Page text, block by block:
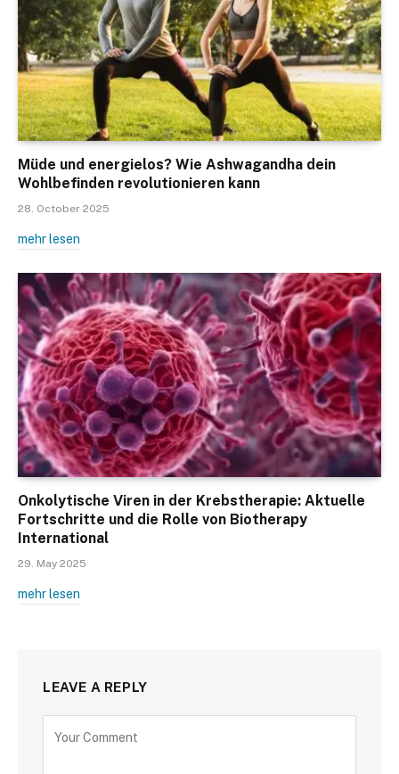
Müde und energielos? Wie Ashwagandha dein
Wohlbefinden revolutionieren kann
28. October 2025
mehr lesen
Onkolytische Viren in der Krebstherapie: Aktuelle
Fortschritte und die Rolle von Biotherapy
International
29. May 2025
mehr lesen
LEAVE A REPLY